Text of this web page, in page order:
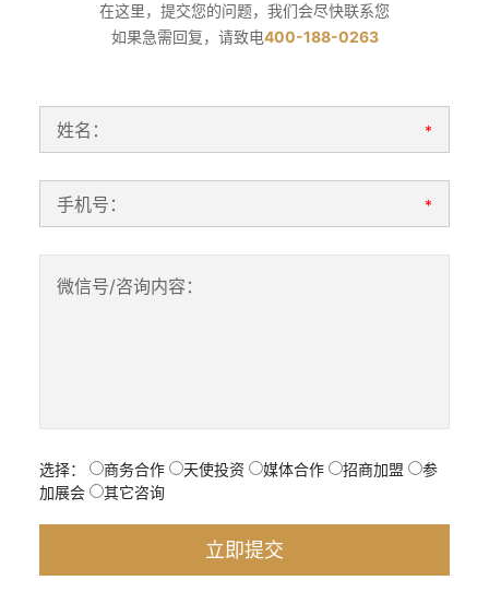
在这里，提交您的问题，我们会尽快联系您
如果急需回复，请致电400-188-0263
姓名： *
手机号： *
微信号/咨询内容：
选择： 商务合作 天使投资 媒体合作 招商加盟
参
加展会
其它咨询